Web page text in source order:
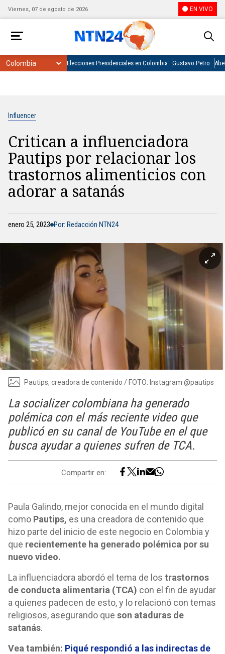
Viernes, 07 de agosto de 2026 EN VIVO
Elecciones Presidenciales en Colombia Gustavo Petro
Influencer
Critican a influenciadora
Pautips por relacionar los
trastornos alimenticios con
adorar a satanás
enero 25, 2023 Por: Redacción NTN24
Pautips, creadora de contenido / FOTO: Instagram @pautips
La socializer colombiana ha generado
polémica con el más reciente video que
publicó en su canal de YouTube en el que
busca ayudar a quienes sufren de TCA.
Compartir en:
Paula Galindo, mejor conocida en el mundo digital
como Pautips, es una creadora de contenido que
hizo parte del inicio de este negocio en Colombia y
que recientemente ha generado polémica por su
nuevo video.
La influenciadora abordó el tema de los trastornos
de conducta alimentaria (TCA) con el fin de ayudar
a quienes padecen de esto, y lo relacionó con temas
religiosos, asegurando que son ataduras de
satanás.
Vea también: Piqué respondió a las indirectas de